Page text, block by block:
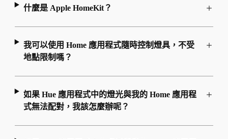
什麼是 Apple HomeKit？
我可以使用 Home 應用程式隨時控制燈具，不受
地點限制嗎？
如果 Hue 應用程式中的燈光與我的 Home 應用程
式無法配對，我該怎麼辦呢？